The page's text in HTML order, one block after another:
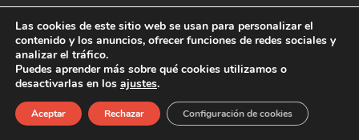
Política de protección de datos
F
a
c
X
-
L
i
n
I
n
s
Copyright © 2026 CulturalTV
Las cookies de este sitio web se usan para personalizar el
contenido y los anuncios, ofrecer funciones de redes sociales y
analizar el tráfico.
Puedes aprender más sobre qué cookies utilizamos o
desactivarlas en los ajustes.
Aceptar Rechazar Configuración de cookies